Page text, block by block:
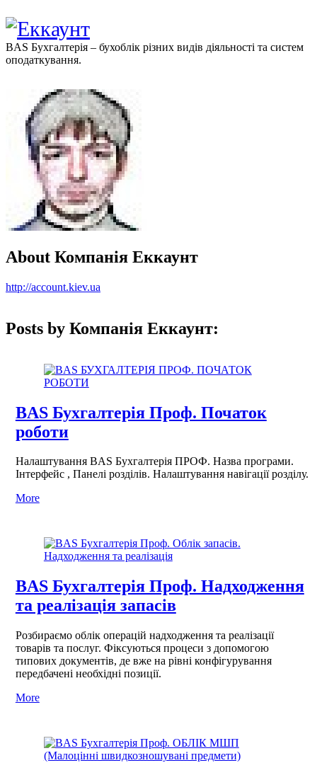
BAS Бухгалтерія – бухоблік різних видів діяльності та систем
оподаткування.
About Компанія Еккаунт
http://account.kiev.ua
Posts by Компанія Еккаунт:
BAS Бухгалтерія Проф. Початок
роботи
Налаштування BAS Бухгалтерія ПРОФ. Назва програми.
Інтерфейс , Панелі розділів. Налаштування навігації розділу.
More
BAS Бухгалтерія Проф. Надходження
та реалізація запасів
Розбираємо облік операцій надходження та реалізації
товарів та послуг. Фіксуються процеси з допомогою
типових документів, де вже на рівні конфігурування
передбачені необхідні позиції.
More